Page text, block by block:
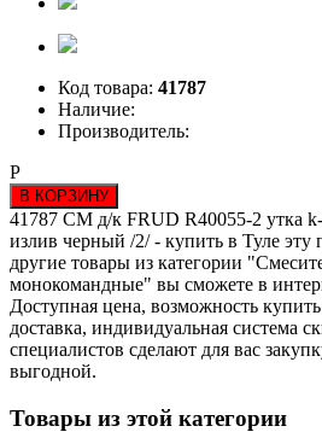
Код товара: 41787
Наличие:
Производитель:
Р
В КОРЗИНУ
41787 СМ д/к FRUD R40055-2 утка
излив черный /2/ - купить в Туле
другие товары из категории
монокомандные" вы сможете в
Доступная цена, возможность
доставка, индивидуальная система
специалистов сделают для вас
выгодной.
Товары из этой категории